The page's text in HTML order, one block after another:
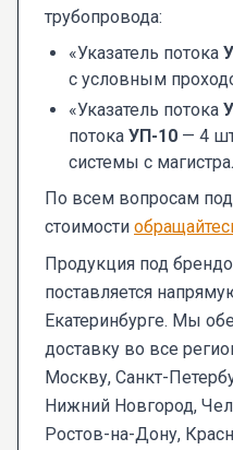
трубопровода:
«Указатель потока
с условным
«Указатель потока
потокаУП-10 — 4
системы с
По всем вопросам
стоимости
Продукция под
поставляется
Екатеринбурге. Мы
доставку во все
Москву, Санкт-
Нижний Новгород,
Ростов-на-Дону,